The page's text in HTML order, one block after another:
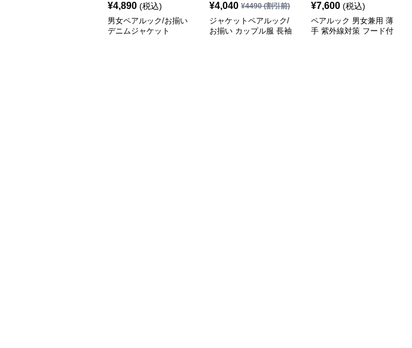
¥4,890 (税込)
男女ペアルック/お揃い
デニムジャケット
¥4,040 ¥4490(割引前)
ジャケットペアルック/
お揃い カップル服 長袖
¥7,600 (税込)
ペアルック 男女兼用 薄
手 紫外線対策 フード付